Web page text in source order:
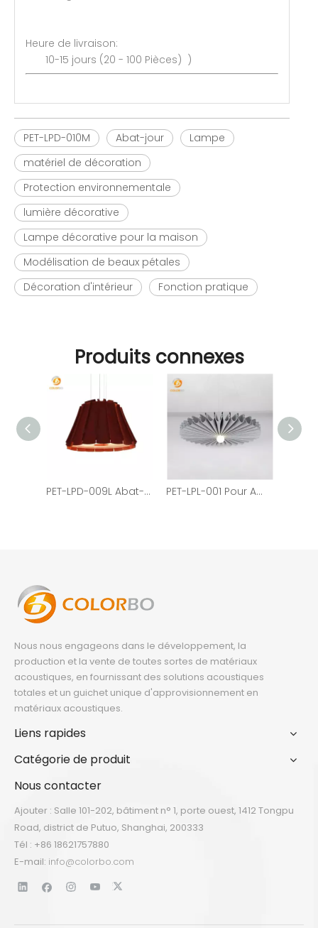
Heure de livraison:
10-15 jours (20 - 100 Pièces) )
PET-LPD-010M Abat-jour
Lampe
matériel de décoration
Protection environnementale
lumière décorative
Lampe décorative pour la maison
Modélisation de beaux pétales
Décoration d'intérieur
Fonction pratique
Produits connexes
PET-LPD-009L Abat-jour en feutre Installation facile Nouveau design Utiliser des panneaux acoustiques en PET PET-LPL-001 Pour Amazon Decor Feutre écologique Belle et élégante lampe
Nous nous engageons dans le développement, la
production et la vente de toutes sortes de matériaux
acoustiques, en fournissant des solutions acoustiques
totales et un guichet unique d'approvisionnement en
matériaux acoustiques.
Liens rapides
Catégorie de produit
Nous contacter
Ajouter : Salle 101-202, bâtiment n° 1, porte ouest, 1412 Tongpu
Road, district de Putuo, Shanghai, 200333
Tél : +86 18621757880
E-mail: info@colorbo.com